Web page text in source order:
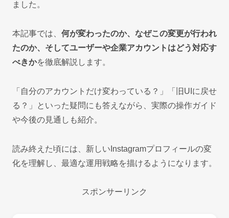
ました。
本記事では、 何が変わったのか、なぜこの変更が行われ
たのか、そしてユーザーや企業アカウントはどう対応す
べきかを徹底解説します。
「自分のアカウントだけ変わっている？」「旧UIに戻せ
る？」といった疑問にも答えながら、実際の操作ガイド
や今後の見通しも紹介。
読み終えた頃には、新しいInstagramプロフィールの変
化を理解し、最適な運用戦略を描けるようになります。
スポンサーリンク